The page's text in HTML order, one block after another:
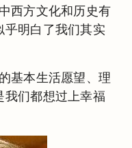
西方文化和历史有
乎明白了我们其实
基本生活愿望、理
我们都想过上幸福